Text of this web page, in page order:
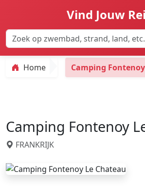
Vind Jouw
Home Camping
Camping Fontenoy
FRANKRIJK